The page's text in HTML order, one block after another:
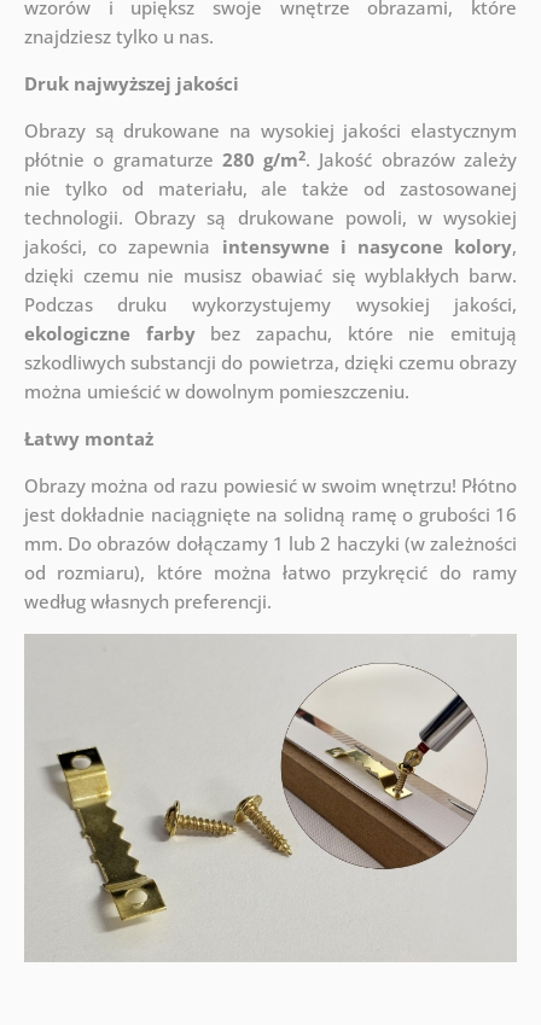
wzorów i upiększ swoje wnętrze obrazami, które
znajdziesz tylko u nas.
Druk najwyższej jakości
Obrazy są drukowane na wysokiej jakości elastycznym
płótnie o gramaturze 280 g/m2. Jakość obrazów zależy
nie tylko od materiału, ale także od zastosowanej
technologii. Obrazy są drukowane powoli, w wysokiej
jakości, co zapewnia intensywne i nasycone kolory,
dzięki czemu nie musisz obawiać się wyblakłych barw.
Podczas druku wykorzystujemy wysokiej jakości,
ekologiczne farbybez zapachu, które nie emitują
szkodliwych substancji do powietrza, dzięki czemu obrazy
można umieścić w dowolnym pomieszczeniu.
Łatwy montaż
Obrazy można od razu powiesić w swoim wnętrzu! Płótno
jest dokładnie naciągnięte na solidną ramę o grubości 16
mm. Do obrazów dołączamy 1 lub 2 haczyki (w zależności
od rozmiaru), które można łatwo przykręcić do ramy
według własnych preferencji.